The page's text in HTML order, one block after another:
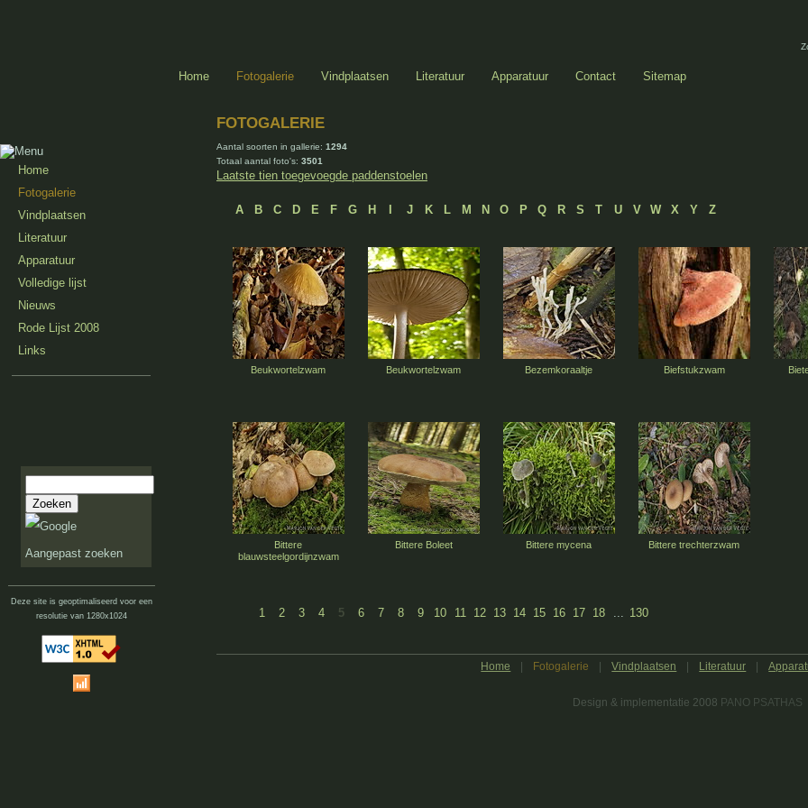
Home Fotogalerie Vindplaatsen Literatuur Apparatuur Contact Sitemap
Home
Fotogalerie
Vindplaatsen
Literatuur
Apparatuur
Volledige lijst
Nieuws
Rode Lijst 2008
Links
Aangepast zoeken
Deze site is geoptimaliseerd voor een
resolutie van 1280x1024
FOTOGALERIE
Aantal soorten in gallerie: 1294
Totaal aantal foto's: 3501
Laatste tien toegevoegde paddenstoelen
A B C D E F G H J K L M N O P Q R S T U V W X Y Z
Beukwortelzwam Beukwortelzwam Bezemkoraaltje Biefstukzwam
Bittere
blauwsteelgordijnzwam
Bittere Boleet Bittere mycena Bittere trechterzwam
1 2 3 4 5 6 7 8 9 10 11 12 13 14 15 16 17 18 ... 130
Home Fotogalerie Vindplaatsen Literatuur
Design & implementatie 2008 PANO PSATHAS